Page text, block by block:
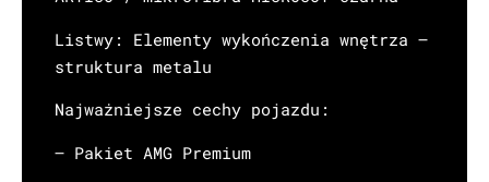
Listwy: Elementy wykończenia wnętrza –
struktura metalu
Najważniejsze cechy pojazdu:
– Pakiet AMG Premium